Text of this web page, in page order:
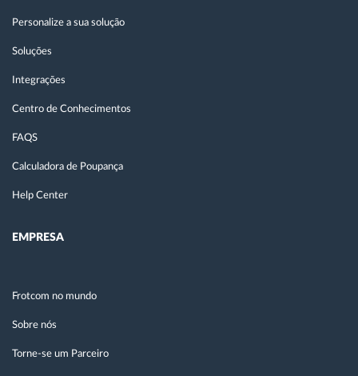
Personalize a sua solução
Soluções
Integrações
Centro de Conhecimentos
FAQS
Calculadora de Poupança
Help Center
EMPRESA
Frotcom no mundo
Sobre nós
Torne-se um Parceiro